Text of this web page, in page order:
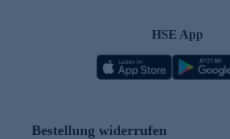
HSE App
Bestellung widerrufen